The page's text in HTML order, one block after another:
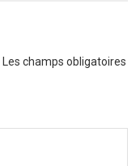
Les champs obligatoires